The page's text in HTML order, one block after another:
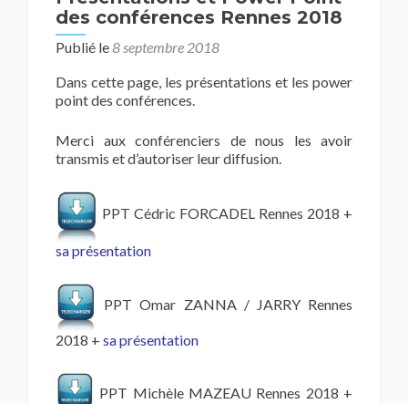
des conférences Rennes 2018
Publié le8 septembre 2018
Dans cette page, les présentations et les power
point des conférences.
Merci aux conférenciers de nous les avoir
transmis et d’autoriser leur diffusion.
PPT Cédric FORCADEL Rennes 2018 +
sa présentation
PPT Omar ZANNA / JARRY Rennes
2018 + sa présentation
PPT Michèle MAZEAU Rennes 2018 +